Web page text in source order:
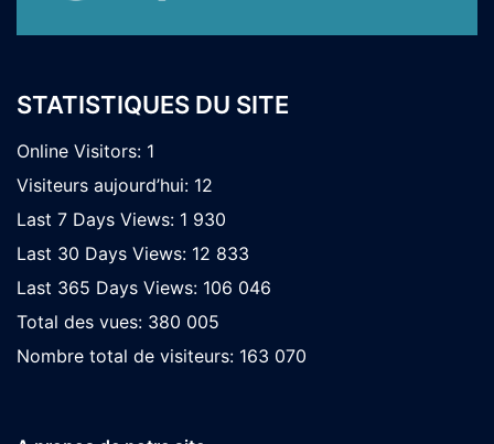
STATISTIQUES DU SITE
Online Visitors: 1
Visiteurs aujourd’hui: 12
Last 7 Days Views: 1 930
Last 30 Days Views: 12 833
Last 365 Days Views: 106 046
Total des vues: 380 005
Nombre total de visiteurs: 163 070